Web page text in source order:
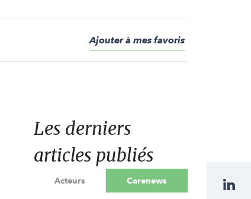
Ajouter à mes favoris
Les derniers
articles publiés
Acteurs Carenews